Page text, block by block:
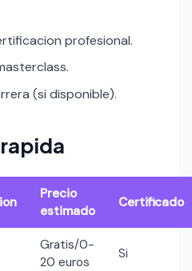
profesional.
(si disponible).
Precio
estimado
Certificado
Gratis/0-
20 euros
Si